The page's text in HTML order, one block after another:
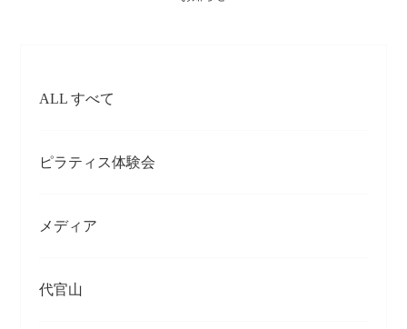
ALL すべて
ピラティス体験会
メディア
代官山